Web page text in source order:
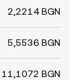
2,2214 BGN
5,5536 BGN
11,1072 BGN